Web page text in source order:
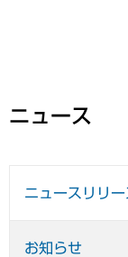
ニュース
ニュースリリー
お知らせ